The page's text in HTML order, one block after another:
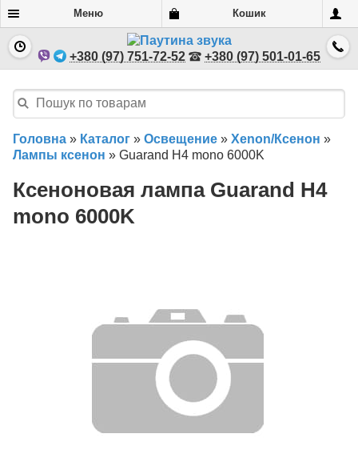
Меню Кошик
+380 (97) 751-72-52 +380 (97) 501-01-65
Головна » Каталог » Освещение » Xenon/Ксенон »
Лампы ксенон » Guarand H4 mono 6000K
Ксеноновая лампа Guarand H4
mono 6000K